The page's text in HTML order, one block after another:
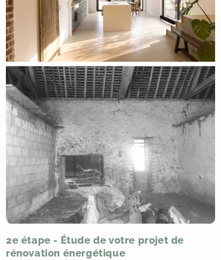
2e étape - Étude de votre projet de
rénovation énergétique